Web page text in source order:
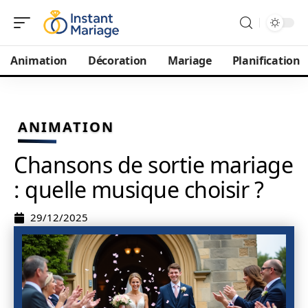
Animation Décoration Mariage Planification
ANIMATION
Chansons de sortie mariage
: quelle musique choisir ?
29/12/2025